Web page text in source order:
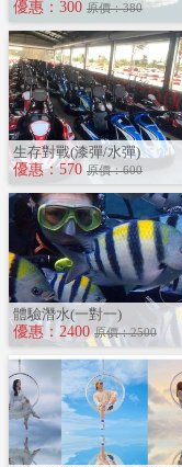
優惠：300 原價：380
生存對戰(漆彈/水彈)
優惠：570 原價：600
體驗潛水(一對一)
優惠：2400 原價：2500